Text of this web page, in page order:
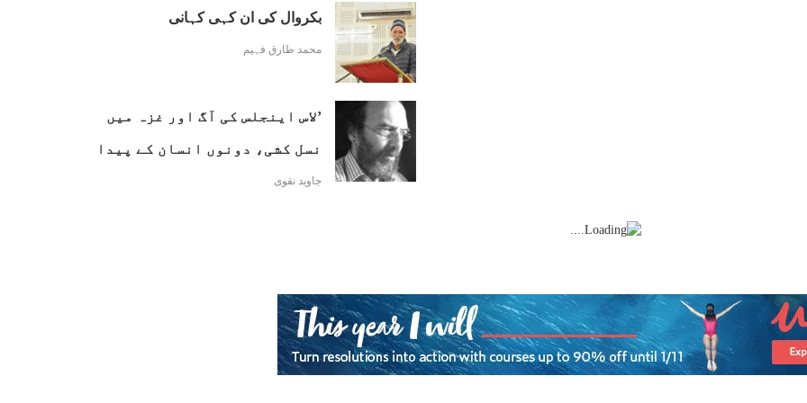
بکروال کی ان کہی کہانی
محمد طارق فہیم
’لاس اینجلس کی آگ اور غزہ میں
نسل کشی، دونوں انسان کے پیدا
کردہ المیے ہیں‘
جاوید نقوی